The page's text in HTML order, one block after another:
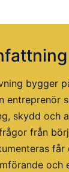
bygger
entreprenör
skydd och
från
och